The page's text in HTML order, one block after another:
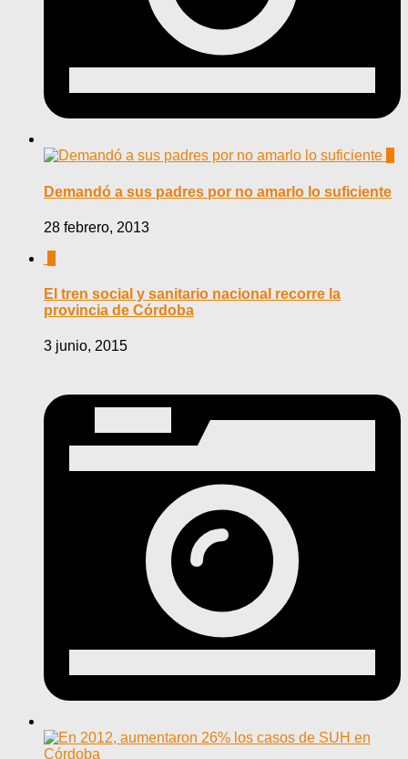
Demandó a sus padres por no amarlo lo suficiente
28 febrero, 2013
El tren social y sanitario nacional recorre la
provincia de Córdoba
3 junio, 2015